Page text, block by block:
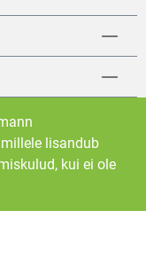
lisandub
kui ei ole